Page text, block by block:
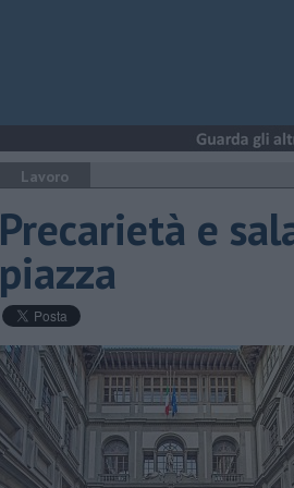
Lavoro
Precarietà e
piazza